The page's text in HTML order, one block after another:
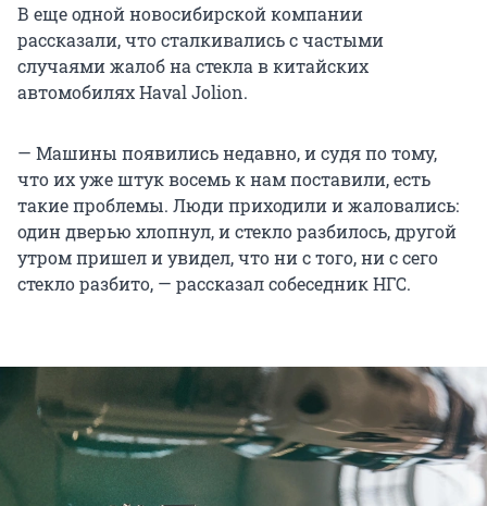
В еще одной новосибирской компании
рассказали, что сталкивались с частыми
случаями жалоб на стекла в китайских
автомобилях Haval Jolion.
— Машины появились недавно, и судя по тому,
что их уже штук восемь к нам поставили, есть
такие проблемы. Люди приходили и жаловались:
один дверью хлопнул, и стекло разбилось, другой
утром пришел и увидел, что ни с того, ни с сего
стекло разбито, — рассказал собеседник НГС.